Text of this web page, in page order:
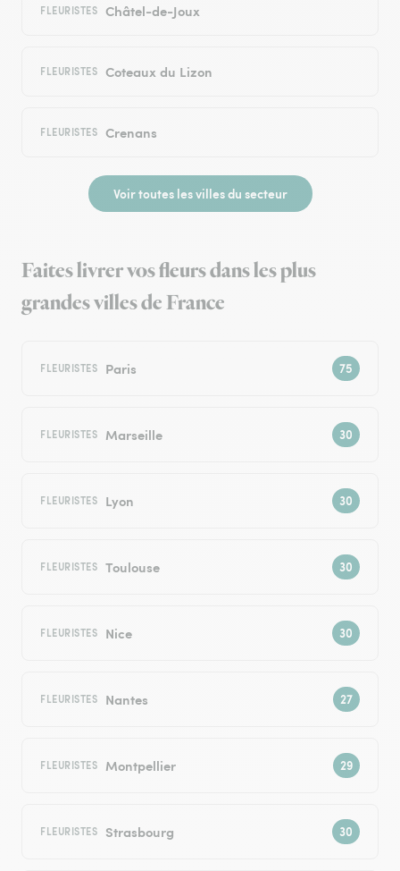
FLEURISTES Châtel-de-Joux
FLEURISTES Coteaux du Lizon
FLEURISTES Crenans
Voir toutes les villes du secteur
Faites livrer vos fleurs dans les plus
grandes villes de France
FLEURISTES Paris
FLEURISTES Marseille
FLEURISTES Lyon
FLEURISTES Toulouse
FLEURISTES Nice
FLEURISTES Nantes
FLEURISTES Montpellier
FLEURISTES Strasbourg